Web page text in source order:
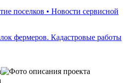
поселков • Новости сервисной
фермеров. Кадастровые работы